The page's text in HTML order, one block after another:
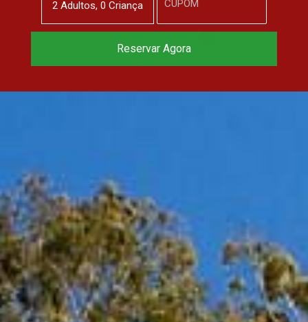
2 Adultos, 0 Criança
Reserve agora, com
Reservar Agora